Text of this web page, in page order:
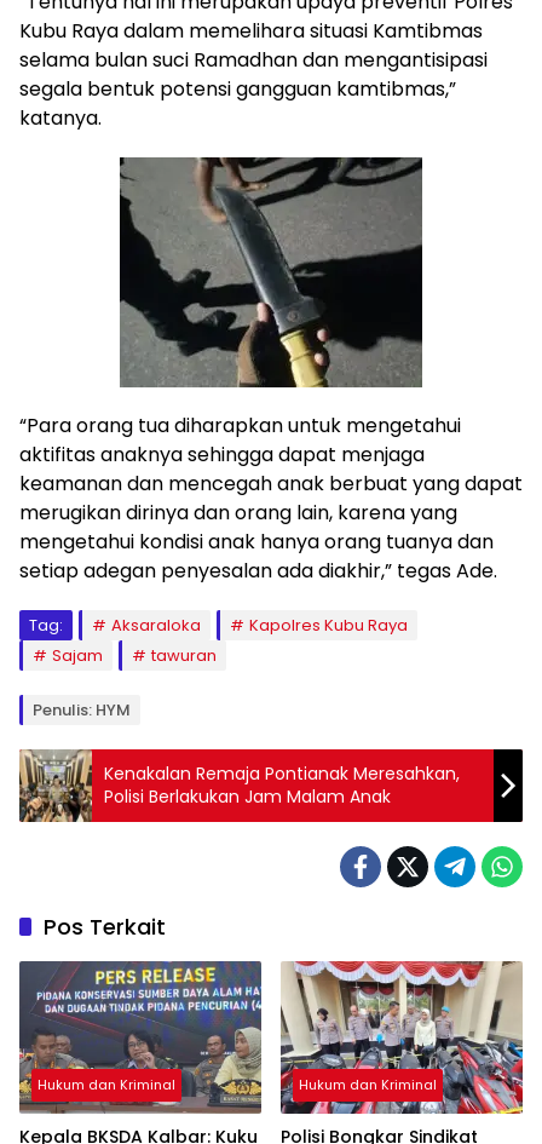
Kubu Raya dalam memelihara situasi Kamtibmas
selama bulan suci Ramadhan dan mengantisipasi
segala bentuk potensi gangguan kamtibmas,”
katanya.
“Para orang tua diharapkan untuk mengetahui
aktifitas anaknya sehingga dapat menjaga
keamanan dan mencegah anak berbuat yang dapat
merugikan dirinya dan orang lain, karena yang
mengetahui kondisi anak hanya orang tuanya dan
setiap adegan penyesalan ada diakhir,” tegas Ade.
Tag: Aksaraloka
Kapolres Kubu Raya
Sajam
tawuran
Penulis: HYM
Kenakalan Remaja Pontianak Meresahkan,
Polisi Berlakukan Jam Malam Anak
Pos Terkait
Hukum dan Kriminal
Kepala BKSDA Kalbar: Kuku
Hukum dan Kriminal
Polisi Bongkar Sindikat